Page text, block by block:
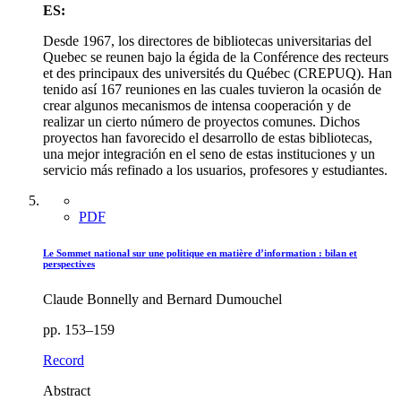
ES:
Desde 1967, los directores de bibliotecas universitarias del
Quebec se reunen bajo la égida de la Conférence des recteurs
et des principaux des universités du Québec (CREPUQ). Han
tenido así 167 reuniones en las cuales tuvieron la ocasión de
crear algunos mecanismos de intensa cooperación y de
realizar un cierto número de proyectos comunes. Dichos
proyectos han favorecido el desarrollo de estas bibliotecas,
una mejor integración en el seno de estas instituciones y un
servicio más refinado a los usuarios, profesores y estudiantes.
PDF
Le Sommet national sur une politique en matière d’information : bilan et
perspectives
Claude Bonnelly and Bernard Dumouchel
pp. 153–159
Record
Abstract